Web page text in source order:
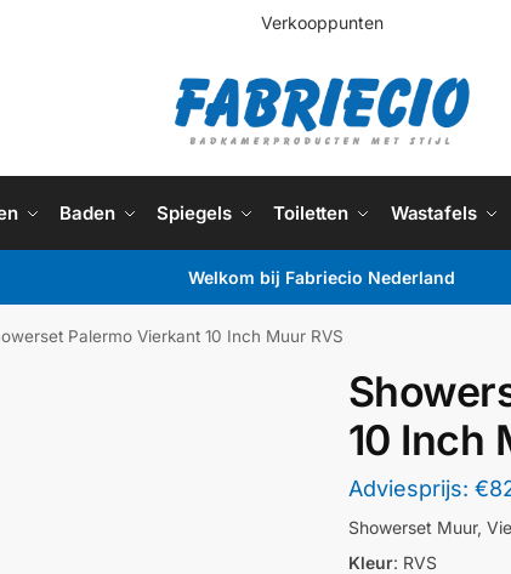
Verkooppunten
Baden Spiegels Toiletten Wastafels
Welkom bij Fabriecio Nederland
Palermo Vierkant 10 Inch Muur RVS
10 Inch
Adviesprijs: €
Showerset Muur,
Kleur: RVS